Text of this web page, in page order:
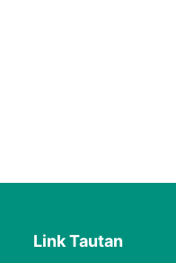
Link Tautan